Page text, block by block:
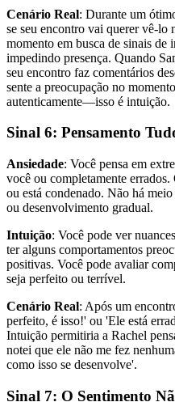
Cenário Real: Durante um
se seu encontro vai querer vê-lo
momento em busca de sinais de
impedindo presença. Quando
seu encontro faz comentários
sente a preocupação no
autenticamente—isso é intuição.
Sinal 6: Pensamento
Ansiedade: Você pensa em
você ou completamente
ou está condenado. Não há
ou desenvolvimento gradual.
Intuição: Você pode ver
ter alguns comportamentos
positivas. Você pode avaliar
seja perfeito ou terrível.
Cenário Real: Após um
perfeito, é isso!' ou 'Ele está
Intuição permitiria a Rachel
notei que ele não me fez
como isso se desenvolve'.
Sinal 7: O Sentimento